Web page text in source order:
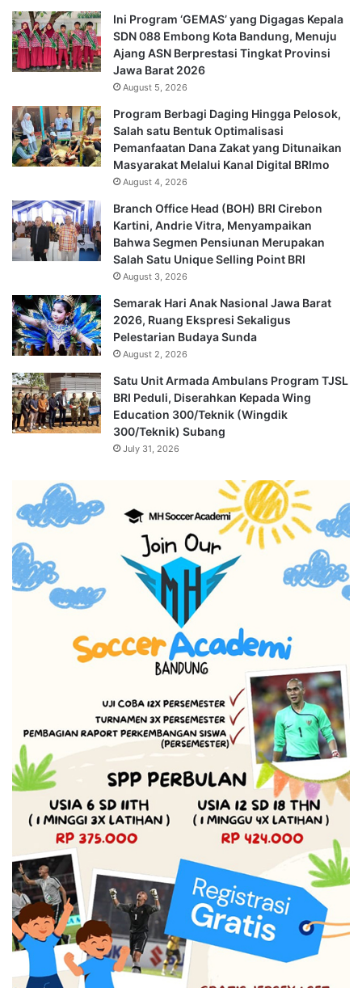
Ini Program ‘GEMAS’ yang Digagas Kepala
SDN 088 Embong Kota Bandung, Menuju
Ajang ASN Berprestasi Tingkat Provinsi
Jawa Barat 2026
August 5, 2026
Program Berbagi Daging Hingga Pelosok,
Salah satu Bentuk Optimalisasi
Pemanfaatan Dana Zakat yang Ditunaikan
Masyarakat Melalui Kanal Digital BRImo
August 4, 2026
Branch Office Head (BOH) BRI Cirebon
Kartini, Andrie Vitra, Menyampaikan
Bahwa Segmen Pensiunan Merupakan
Salah Satu Unique Selling Point BRI
August 3, 2026
Semarak Hari Anak Nasional Jawa Barat
2026, Ruang Ekspresi Sekaligus
Pelestarian Budaya Sunda
August 2, 2026
Satu Unit Armada Ambulans Program TJSL
BRI Peduli, Diserahkan Kepada Wing
Education 300/Teknik (Wingdik
300/Teknik) Subang
July 31, 2026